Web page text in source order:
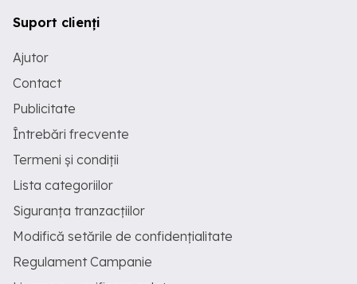
Suport clienți
Ajutor
Contact
Publicitate
Întrebări frecvente
Termeni și condiții
Lista categoriilor
Siguranța tranzacțiilor
Modifică setările de confidențialitate
Regulament Campanie